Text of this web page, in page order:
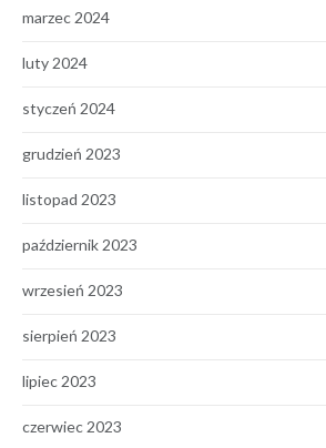
marzec 2024
luty 2024
styczeń 2024
grudzień 2023
listopad 2023
październik 2023
wrzesień 2023
sierpień 2023
lipiec 2023
czerwiec 2023